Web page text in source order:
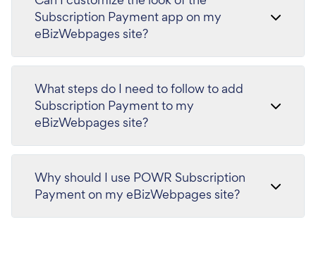
Subscription Payment app on my
eBizWebpages site?
What steps do I need to follow to add
Subscription Payment to my
eBizWebpages site?
Why should I use POWR Subscription
Payment on my eBizWebpages site?